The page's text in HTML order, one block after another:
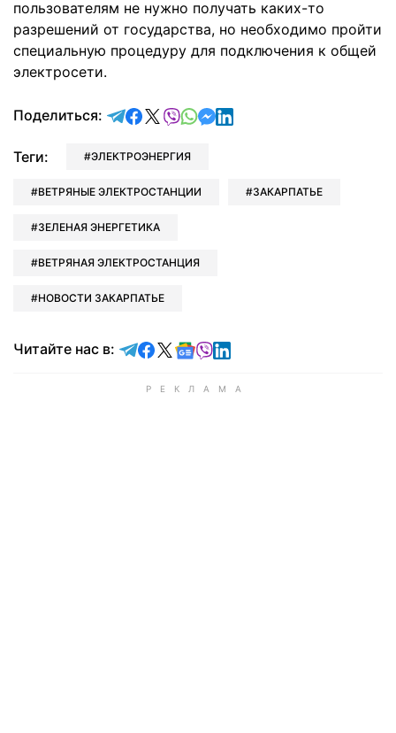
пользователям не нужно получать каких-то
разрешений от государства, но необходимо пройти
специальную процедуру для подключения к общей
электросети.
Поделиться: отправить в Telegram
поделиться в Facebook
поделиться в X
отправить в Viber
отправить в Whatsapp
отправить в Messenger
отправить в LinkedIn
Теги: ЭЛЕКТРОЭНЕРГИЯ
ВЕТРЯНЫЕ ЭЛЕКТРОСТАНЦИИ ЗАКАРПАТЬЕ
ЗЕЛЕНАЯ ЭНЕРГЕТИКА
ВЕТРЯНАЯ ЭЛЕКТРОСТАНЦИЯ
НОВОСТИ ЗАКАРПАТЬЕ
Читайте нас в: Читайте в Telegram
Читайте в Facebook
Читайте в X
Читайте в Google news
Читайте в Viber
Читайте в LinkedIn